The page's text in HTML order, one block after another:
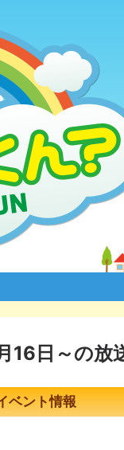
16日～の放
ベント情報